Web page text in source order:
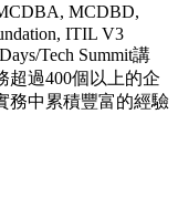
MCDBD,
ITIL V3
Tech Summit講
超過400個以上的企
務中累積豐富的經驗